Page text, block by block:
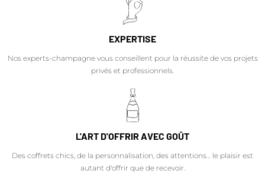
EXPERTISE
Nos experts-champagne vous conseillent pour la réussite de vos projets
privés et professionnels.
L'ART D'OFFRIR AVEC GOÛT
Des coffrets chics, de la personnalisation, des attentions… le plaisir est
autant d'offrir que de recevoir.